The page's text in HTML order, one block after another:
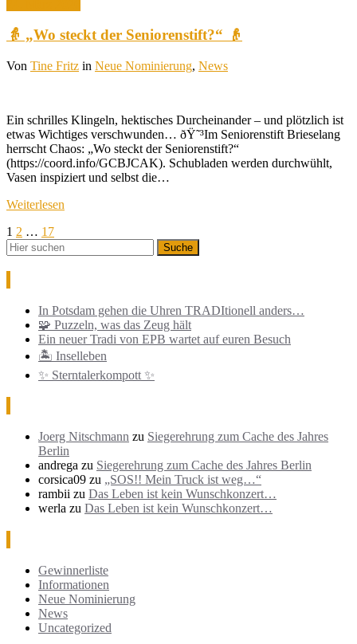
👵 „Wo steckt der Seniorenstift?“ 👴
Von Tine Fritz in Neue Nominierung, News
Ein schrilles Klingeln, hektisches Durcheinander – und plötzlich ist
etwas Wichtiges verschwunden… ðŸ˜³Im Seniorenstift Brieselang
herrscht Chaos: „Wo steckt der Seniorenstift?“
(https://coord.info/GCBJCAK). Schubladen werden durchwühlt,
Vasen inspiziert und selbst die…
Weiterlesen
Seitennummerierung
der
Beiträge
1 2 … 17
In Potsdam gehen die Uhren TRADItionell anders…
🧩 Puzzeln, was das Zeug hält
Ein neuer Tradi von EPB wartet auf euren Besuch
🏝️ Inselleben
✨ Sterntalerkompott ✨
Joerg Nitschmann zu Siegerehrung zum Cache des Jahres
Berlin
andrega zu Siegerehrung zum Cache des Jahres Berlin
corsica09 zu „SOS!! Mein Truck ist weg…“
rambii zu Das Leben ist kein Wunschkonzert…
werla zu Das Leben ist kein Wunschkonzert…
Gewinnerliste
Informationen
Neue Nominierung
News
Uncategorized